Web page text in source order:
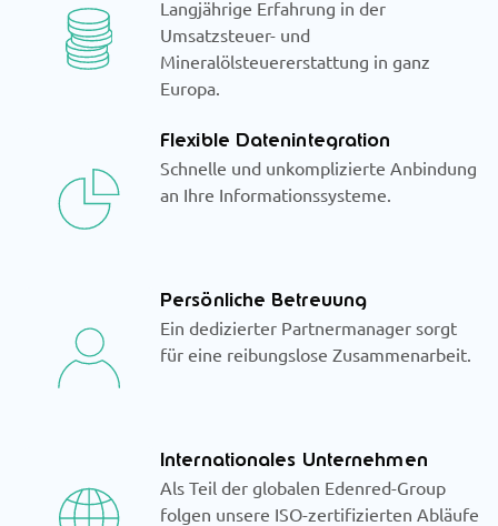
Langjährige Erfahrung in der
Umsatzsteuer- und
Mineralölsteuererstattung in ganz
Europa.
Flexible Datenintegration
Schnelle und unkomplizierte Anbindung
an Ihre Informationssysteme.
Persönliche Betreuung
Ein dedizierter Partnermanager sorgt
für eine reibungslose Zusammenarbeit.
Internationales Unternehmen
Als Teil der globalen Edenred-Group
folgen unsere ISO-zertifizierten Abläufe